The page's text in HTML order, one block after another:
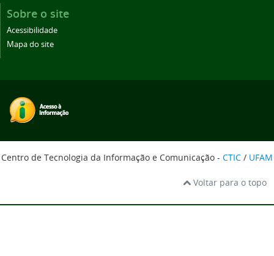
Sobre o site
Acessibilidade
Mapa do site
Centro de Tecnologia da Informação e Comunicação - CTIC / UFAM
Voltar para o topo